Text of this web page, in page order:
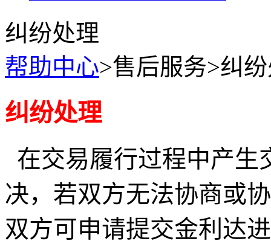
纠纷处理
帮助中心>售后服务>纠
纠纷处理
在交易履行过程中产生
决，若双方无法协商或
双方可申请提交金利达